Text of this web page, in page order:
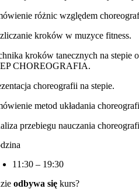
różnic względem
kroków w muzyce fitness.
kroków tanecznych na
CHOREOGRAFIA.
choreografii na stepie.
metod układania
przebiegu nauczania
11:30 – 19:30
odbywa się kurs?